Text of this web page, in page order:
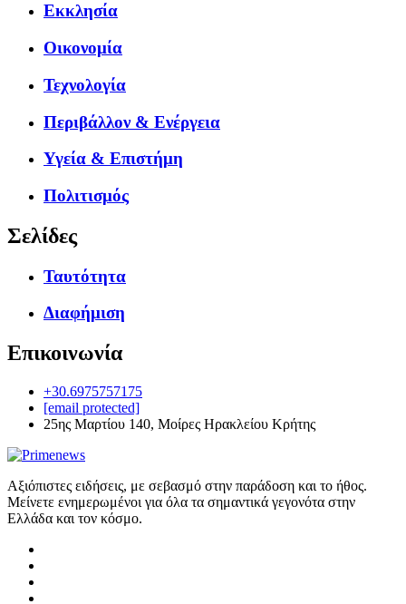
Εκκλησία
Οικονομία
Τεχνολογία
Περιβάλλον & Ενέργεια
Υγεία & Επιστήμη
Πολιτισμός
Σελίδες
Ταυτότητα
Διαφήμιση
Επικοινωνία
+30.6975757175
[email protected]
25ης Μαρτίου 140, Μοίρες Ηρακλείου Κρήτης
Αξιόπιστες ειδήσεις, με σεβασμό στην παράδοση και το ήθος.
Μείνετε ενημερωμένοι για όλα τα σημαντικά γεγονότα στην
Ελλάδα και τον κόσμο.